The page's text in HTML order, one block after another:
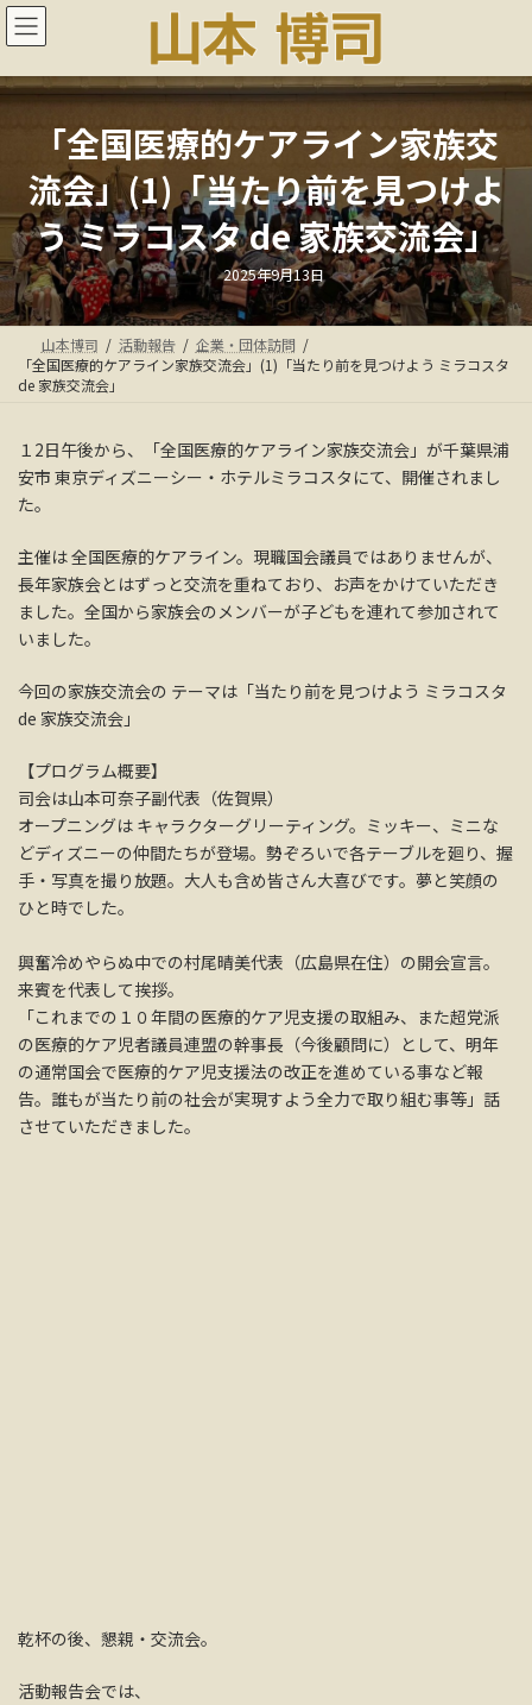
コ
ン
ン
ツ
プ
ナ
ビ
ー
シ
動
「全国医療的ケアライン家族交
流会」(1)「当たり前を見つけよ
う ミラコスタ de 家族交流会」
最
終
更
新
日
時
:
2025年9月13日
山本博司 活動報告
企業・団体訪問
「全国医療的ケアライン家族交流会」(1)「当たり前を見つけよう ミラコスタ
de 家族交流会」
１2日午後から、「全国医療的ケアライン家族交流会」が千葉県浦
安市 東京ディズニーシー・ホテルミラコスタにて、開催されまし
た。
主催は 全国医療的ケアライン。現職国会議員ではありませんが、
長年家族会とはずっと交流を重ねており、お声をかけていただき
ました。全国から家族会のメンバーが子どもを連れて参加されて
いました。
今回の家族交流会の テーマは「当たり前を見つけよう ミラコスタ
de 家族交流会」
【プログラム概要】
司会は山本可奈子副代表（佐賀県）
オープニングは キャラクターグリーティング。ミッキー、ミニな
どディズニーの仲間たちが登場。勢ぞろいで各テーブルを廻り、握
手・写真を撮り放題。大人も含め皆さん大喜びです。夢と笑顔の
ひと時でした。
興奮冷めやらぬ中での村尾晴美代表（広島県在住）の開会宣言。
来賓を代表して挨拶。
「これまでの１０年間の医療的ケア児支援の取組み、また超党派
の医療的ケア児者議員連盟の幹事長（今後顧問に）として、明年
の通常国会で医療的ケア児支援法の改正を進めている事など報
告。誰もが当たり前の社会が実現すよう全力で取り組む事等」話
させていただきました。
乾杯の後、懇親・交流会。
活動報告会では、